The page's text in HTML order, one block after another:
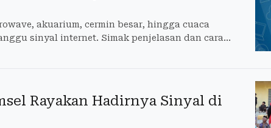
akuarium, cermin besar, hingga cuaca
sinyal internet. Simak penjelasan dan cara
Rayakan Hadirnya Sinyal di